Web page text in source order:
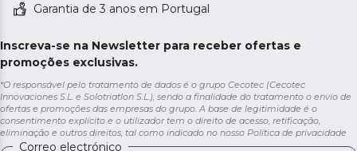
Garantia de 3 anos em Portugal
Inscreva-se na Newsletter para receber ofertas e
promoções exclusivas.
*O responsável pelo tratamento de dados é o grupo Cecotec (Cecotec
Innovaciones S.L. e Solotriatlon S.L.), sendo a finalidade do tratamento o envio de
ofertas e promoções das empresas do grupo. A base de legitimidade é o
consentimento explícito e o utilizador tem o direito de acesso, retificação,
eliminação e outros direitos, tal como indicado no nosso Política de privacidade
Correo electrónico